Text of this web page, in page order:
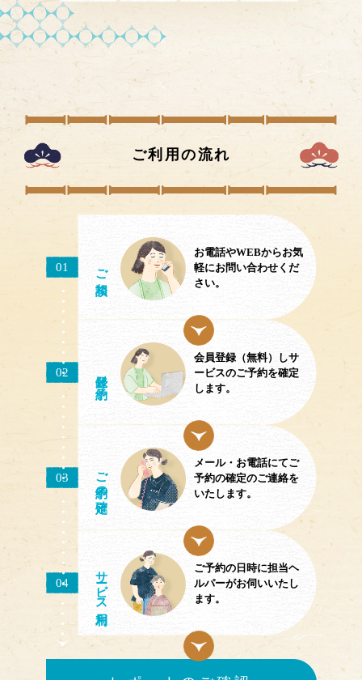
ご利用の流れ
01 ご相談
お電話やWEBからお気
軽にお問い合わせくだ
さい。
02
会員登録（無料）しサ
ービスのご予約を確定
します。
03
ご予約
の確定
メール・お電話にてご
予約の確定のご連絡を
いたします。
04
サ
ビス
ご予約の日時に担当ヘ
ルパーがお伺いいたし
ます。